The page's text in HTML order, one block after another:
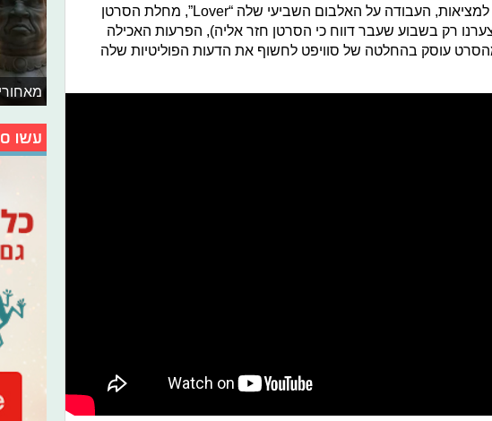
לחלומות מגיל קטן שהפכו למציאות, העבודה על האלבום השביעי שלה “Lover”, מחלת הסרטן
רק בשבוע שעבר דווח כי הסרטן חזר אליה), הפרעות האכילה
עוסק בהחלטה של סוויפט לחשוף את הדעות הפוליטיות שלה
עשו